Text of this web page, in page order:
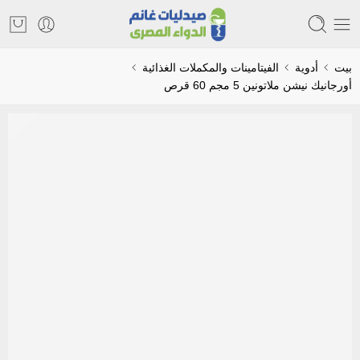
بيت أدوية
الفيتامينات والمكملات الغذائية
أورجانيك نيشن ملاتونين 5 مجم 60 قرص